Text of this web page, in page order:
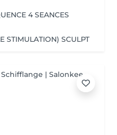
4 SEANCES
STIMULATION) SCULPT